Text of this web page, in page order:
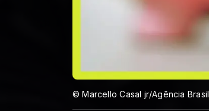
© Marcello Casal jr/Agência Brasil